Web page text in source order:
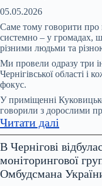
05.05.2026
Саме тому говорити про
системно – у громадах,
різними людьми та
Ми провели одразу три
Чернігівської області і
фокус.
У приміщенні
говорили з дорослими
Читати далі
Понад
200
тисяч
В Чернігові
моніторингової
Омбудсмана